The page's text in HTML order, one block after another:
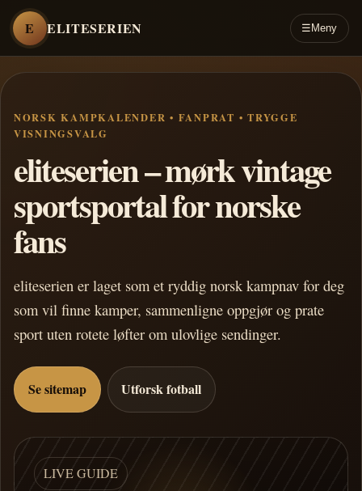
E ELITESERIEN ☰ Meny
NORSK KAMPKALENDER • FANPRAT • TRYGGE
VISNINGSVALG
eliteserien – mørk vintage
sportsportal for norske
fans
eliteserien er laget som et ryddig norsk kampnav for deg
som vil finne kamper, sammenligne oppgjør og prate
sport uten rotete løfter om ulovlige sendinger.
Se sitemap Utforsk fotball
LIVE GUIDE